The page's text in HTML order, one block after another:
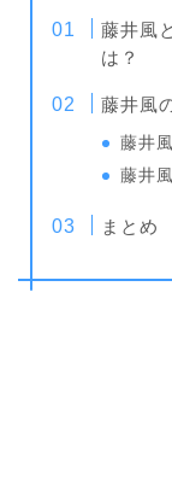
藤井風
は？
藤井風
藤井
藤井
まとめ